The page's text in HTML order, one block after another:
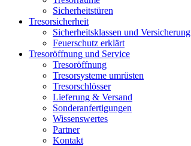
Sicherheitstüren
Tresorsicherheit
Sicherheitsklassen und Versicherung
Feuerschutz erklärt
Tresoröffnung und Service
Tresoröffnung
Tresorsysteme umrüsten
Tresorschlösser
Lieferung & Versand
Sonderanfertigungen
Wissenswertes
Partner
Kontakt